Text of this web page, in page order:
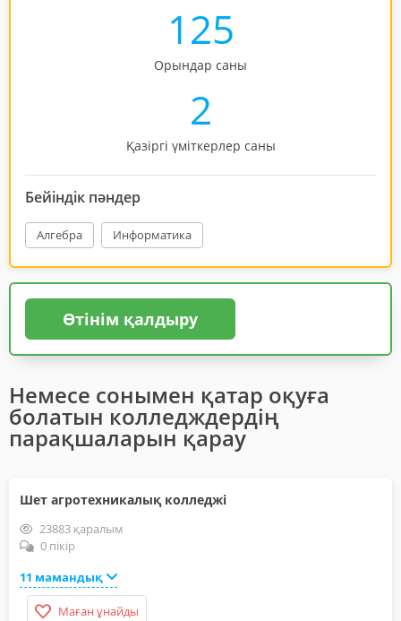
125
Орындар саны
2
Қазіргі үміткерлер саны
Бейіндік пәндер
Алгебра Информатика
Өтінім қалдыру
Немесе сонымен қатар оқуға
болатын колледждердің
парақшаларын қарау
Шет агротехникалық колледжі
23883 қаралым
0 пікір
11 мамандық
Маған ұнайды